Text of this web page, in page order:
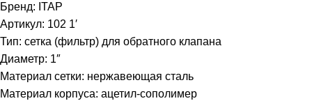
Бренд: ITAP
Артикул: 102 1′
Тип: сетка (фильтр) для обратного клапана
Диаметр: 1″
Материал сетки: нержавеющая сталь
Материал корпуса: ацетил-сополимер